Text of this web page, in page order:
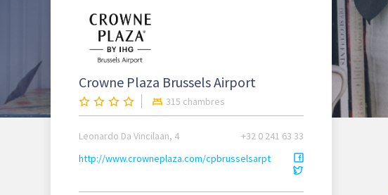
Crowne Plaza Brussels Airport
315 chambres
Leonardo Da Vincilaan, 4
+32 0 241 63 33
http://www.crowneplaza.com/cpbrusselsarpt